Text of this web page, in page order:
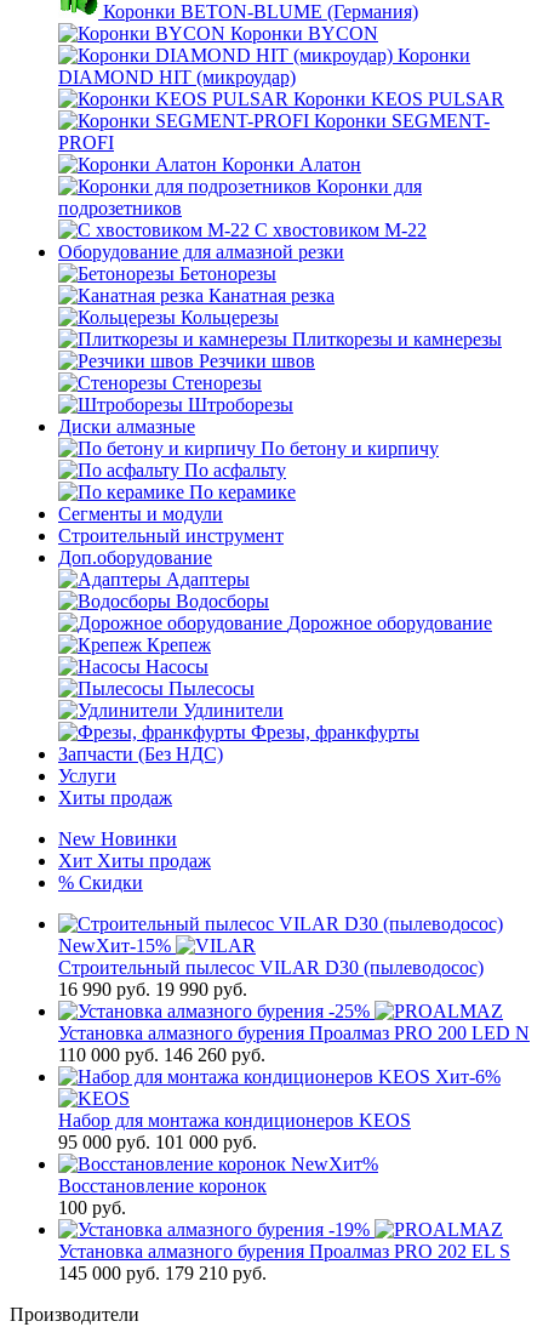
Коронки BETON-BLUME (Германия)
Коронки BYCON
Коронки
DIAMOND HIT (микроудар)
Коронки KEOS PULSAR
Коронки SEGMENT-
PROFI
Коронки Алатон
Коронки для
подрозетников
С хвостовиком М-22
Оборудование для алмазной резки
Бетонорезы
Канатная резка
Кольцерезы
Плиткорезы и камнерезы
Резчики швов
Стенорезы
Штроборезы
Диски алмазные
По бетону и кирпичу
По асфальту
По керамике
Сегменты и модули
Строительный инструмент
Доп.оборудование
Адаптеры
Водосборы
Дорожное оборудование
Крепеж
Насосы
Пылесосы
Удлинители
Фрезы, франкфурты
Запчасти (Без НДС)
Услуги
Хиты продаж
New Новинки
Хит Хиты продаж
% Скидки
NewХит-15%
Строительный пылесос VILAR D30 (пылеводосос)
16 990 руб. 19 990 руб.
-25%
Установка алмазного бурения Проалмаз PRO 200 LED N
110 000 руб. 146 260 руб.
Хит-6%
Набор для монтажа кондиционеров KEOS
95 000 руб. 101 000 руб.
NewХит%
Восстановление коронок
100 руб.
-19%
Установка алмазного бурения Проалмаз PRO 202 EL S
145 000 руб. 179 210 руб.
Производители